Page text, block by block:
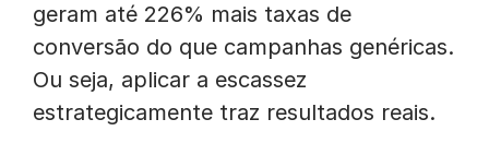
geram até 226% mais taxas de
conversão do que campanhas genéricas.
Ou seja, aplicar a escassez
estrategicamente traz resultados reais.